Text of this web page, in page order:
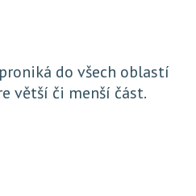
do všech oblastí
větší či menší část.